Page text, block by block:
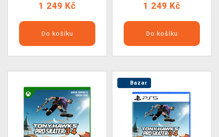
1 249 Kč
Do košíku
1 249 Kč
Do košíku
Bazar